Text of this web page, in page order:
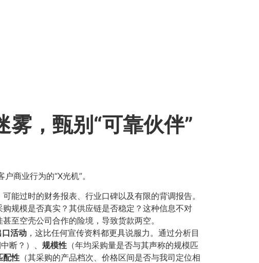
，甄别“可靠伙伴”
商业行为的“X光机”。
能过时的财务报表、行业口碑以及有限的背调报告。
规模是否真实？其供应链是否稳定？这种信息不对
至空壳公司合作的险境，导致货款两空。
活动 ​，这比任何宣传资料都更具说服力。通过分析目
断？）、​ 规模性 ​（年均采购量是否与其声称的规模匹
配性 ​（其采购的产品档次、价格区间是否与我司定位相